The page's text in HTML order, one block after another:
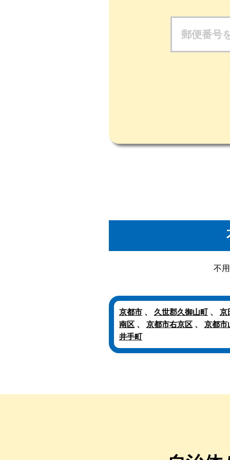
不
京都市 、 久世郡久御山町 、 京
南区 、 京都市右京区 、 京都市
井手町